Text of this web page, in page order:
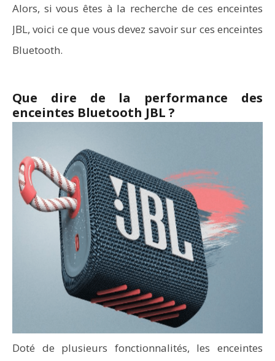
Alors, si vous êtes à la recherche de ces enceintes
JBL, voici ce que vous devez savoir sur ces enceintes
Bluetooth.
Que dire de la performance des
enceintes Bluetooth JBL ?
Doté de plusieurs fonctionnalités, les enceintes